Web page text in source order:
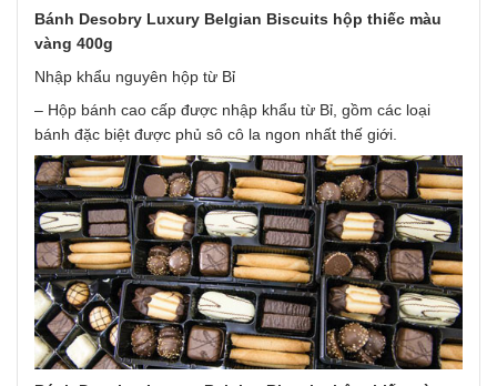
Bánh Desobry Luxury Belgian Biscuits hộp thiếc màu
vàng 400g
Nhập khẩu nguyên hộp từ Bỉ
– Hộp bánh cao cấp được nhập khẩu từ Bỉ, gồm các loại
bánh đặc biệt được phủ sô cô la ngon nhất thế giới.